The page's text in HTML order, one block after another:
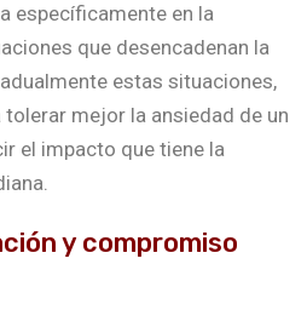
específicamente en la
que desencadenan la
estas situaciones,
mejor la ansiedad de un
el impacto que tiene la
y compromiso